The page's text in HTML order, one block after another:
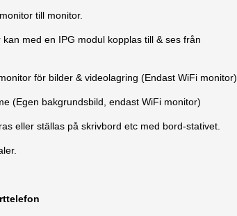
till monitor.
kan med en IPG modul kopplas till & ses från
för bilder & videolagring (Endast WiFi monitor)
(Egen bakgrundsbild, endast WiFi monitor)
eller ställas på skrivbord etc med bord-stativet.